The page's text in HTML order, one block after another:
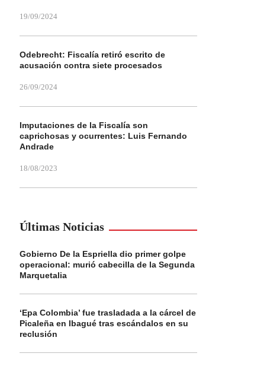
19/09/2024
Odebrecht: Fiscalía retiró escrito de
acusación contra siete procesados
26/09/2024
Imputaciones de la Fiscalía son
caprichosas y ocurrentes: Luis Fernando
Andrade
18/08/2023
Últimas Noticias
Gobierno De la Espriella dio primer golpe
operacional: murió cabecilla de la Segunda
Marquetalia
‘Epa Colombia’ fue trasladada a la cárcel de
Picaleña en Ibagué tras escándalos en su
reclusión